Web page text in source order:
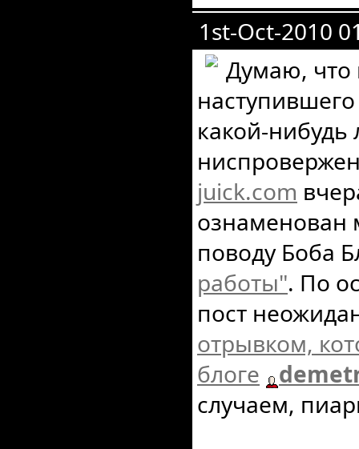
1st-Oct-2010
Думаю, что
какой-
juick.com
поводу Боба
работы". По
пост
отрывком,
блоге
случаем,